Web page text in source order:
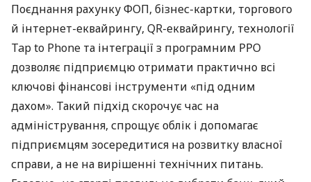
Поєднання рахунку ФОП, бізнес-картки, торгового
й інтернет-еквайрингу, QR-еквайрингу, технології
Tap to Phone та інтеграції з програмним РРО
дозволяє підприємцю отримати практично всі
ключові фінансові інструменти «під одним
дахом». Такий підхід скорочує час на
адміністрування, спрощує облік і допомагає
підприємцям зосередитися на розвитку власної
справи, а не на вирішенні технічних питань.